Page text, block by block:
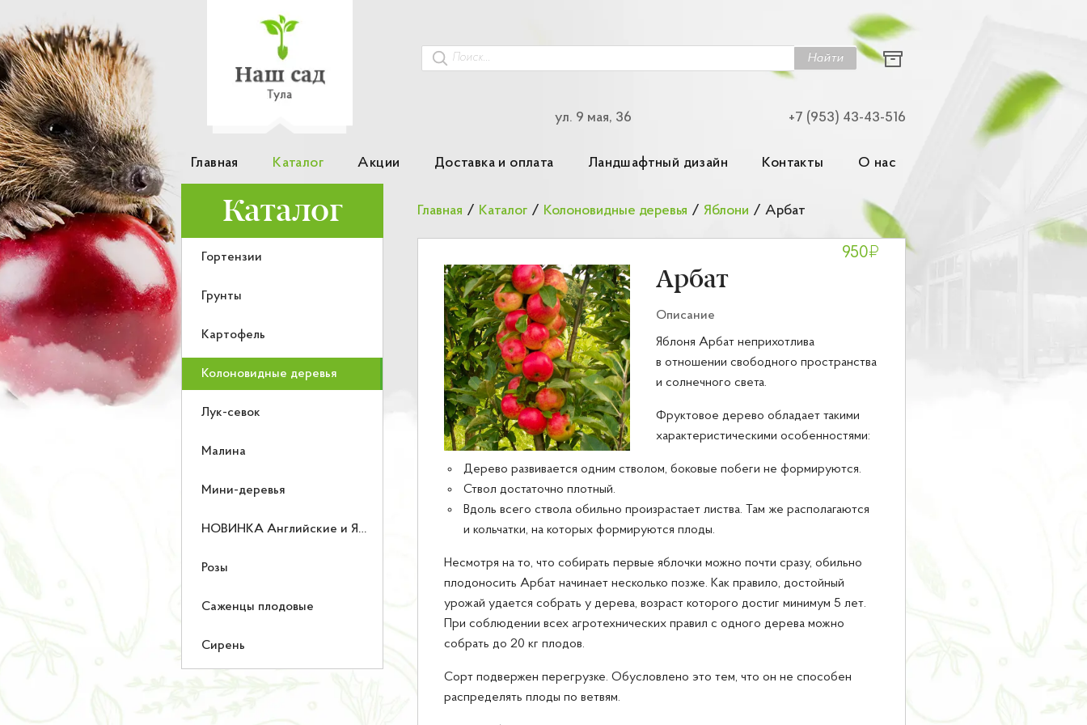
Найти
ул. 9 мая, 36 +7 (953) 43-43-516
Главная Каталог Акции Доставка и оплата Ландшафтный дизайн Контакты О нас
Каталог
Гортензии
Грунты
Картофель
Колоновидные деревья
Лук-севок
Малина
Мини-деревья
НОВИНКА Английские и Японские розы
Розы
Саженцы плодовые
Сирень
Главная / Каталог / Колоновидные деревья / Яблони / Арбат
Арбат
950₽
Описание
Яблоня Арбат неприхотлива
в отношении свободного пространства
и солнечного света.
Фруктовое дерево обладает такими
характеристическими особенностями:
Дерево развивается одним стволом, боковые побеги не формируются.
Ствол достаточно плотный.
Вдоль всего ствола обильно произрастает листва. Там же располагаются
и кольчатки, на которых формируются плоды.
Несмотря на то, что собирать первые яблочки можно почти сразу, обильно
плодоносить Арбат начинает несколько позже. Как правило, достойный
урожай удается собрать у дерева, возраст которого достиг минимум 5 лет.
При соблюдении всех агротехнических правил с одного дерева можно
собрать до 20 кг плодов.
Сорт подвержен перегрузке. Обусловлено это тем, что он не способен
распределять плоды по ветвям.